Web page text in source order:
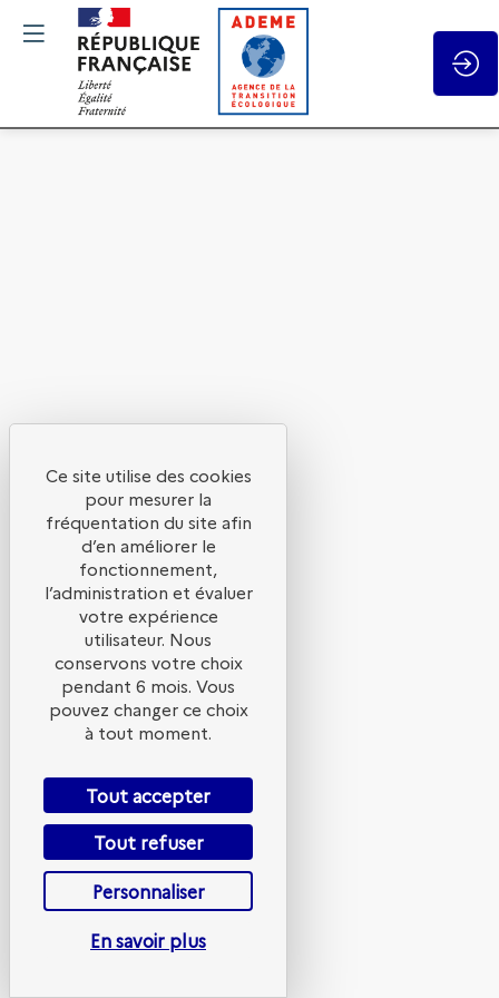
vos
rencontres
nationales
avr.
14:15
Centre
ADEME
Montrouge
Gestion des cookies
Ce site utilise des cookies
pour mesurer la
fréquentation du site afin
d’en améliorer le
fonctionnement,
l’administration et évaluer
votre expérience
utilisateur. Nous
conservons votre choix
pendant 6 mois. Vous
pouvez changer ce choix
à tout moment.
Tout accepter
Tout refuser
Personnaliser
En savoir plus